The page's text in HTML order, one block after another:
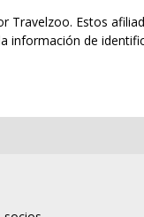
Travelzoo. Estos
información de